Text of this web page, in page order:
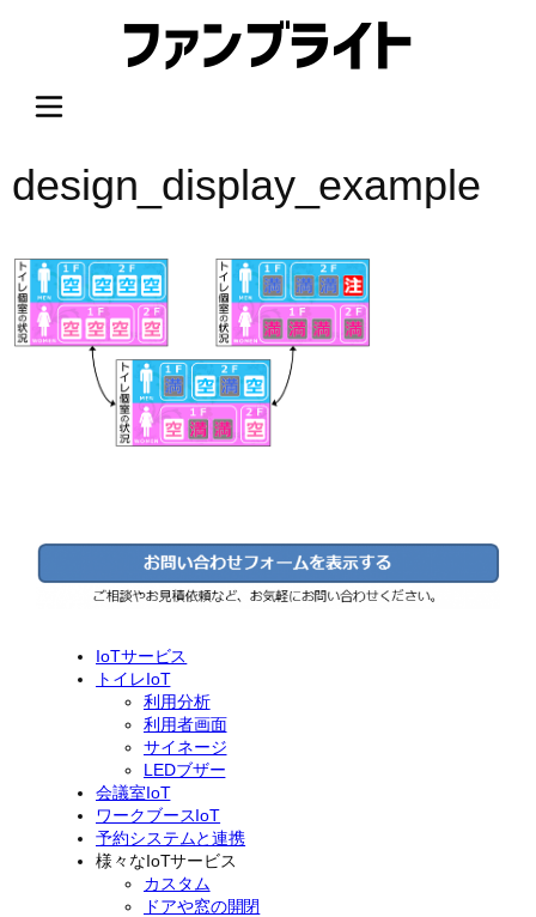
プ
design_display_example
IoTサービス
トイレIoT
利用分析
利用者画面
サイネージ
LEDブザー
会議室IoT
ワークブースIoT
予約システムと連携
様々なIoTサービス
カスタム
ドアや窓の開閉